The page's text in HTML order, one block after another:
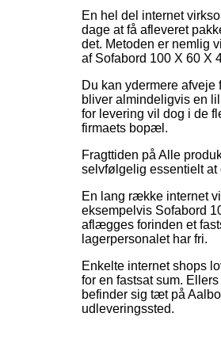
En hel del internet
dage at få afleveret
det. Metoden er nemlig
af Sofabord 100 X 60 X
Du kan ydermere
bliver almindeligvis en
for levering vil dog i de
firmaets bopæl.
Fragttiden på Alle
selvfølgelig essentielt at
En lang række internet
eksempelvis Sofabord
aflægges forinden et
lagerpersonalet har fri.
Enkelte internet shops
for en fastsat sum.
befinder sig tæt på
udleveringssted.